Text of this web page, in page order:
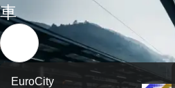
車
EuroCity